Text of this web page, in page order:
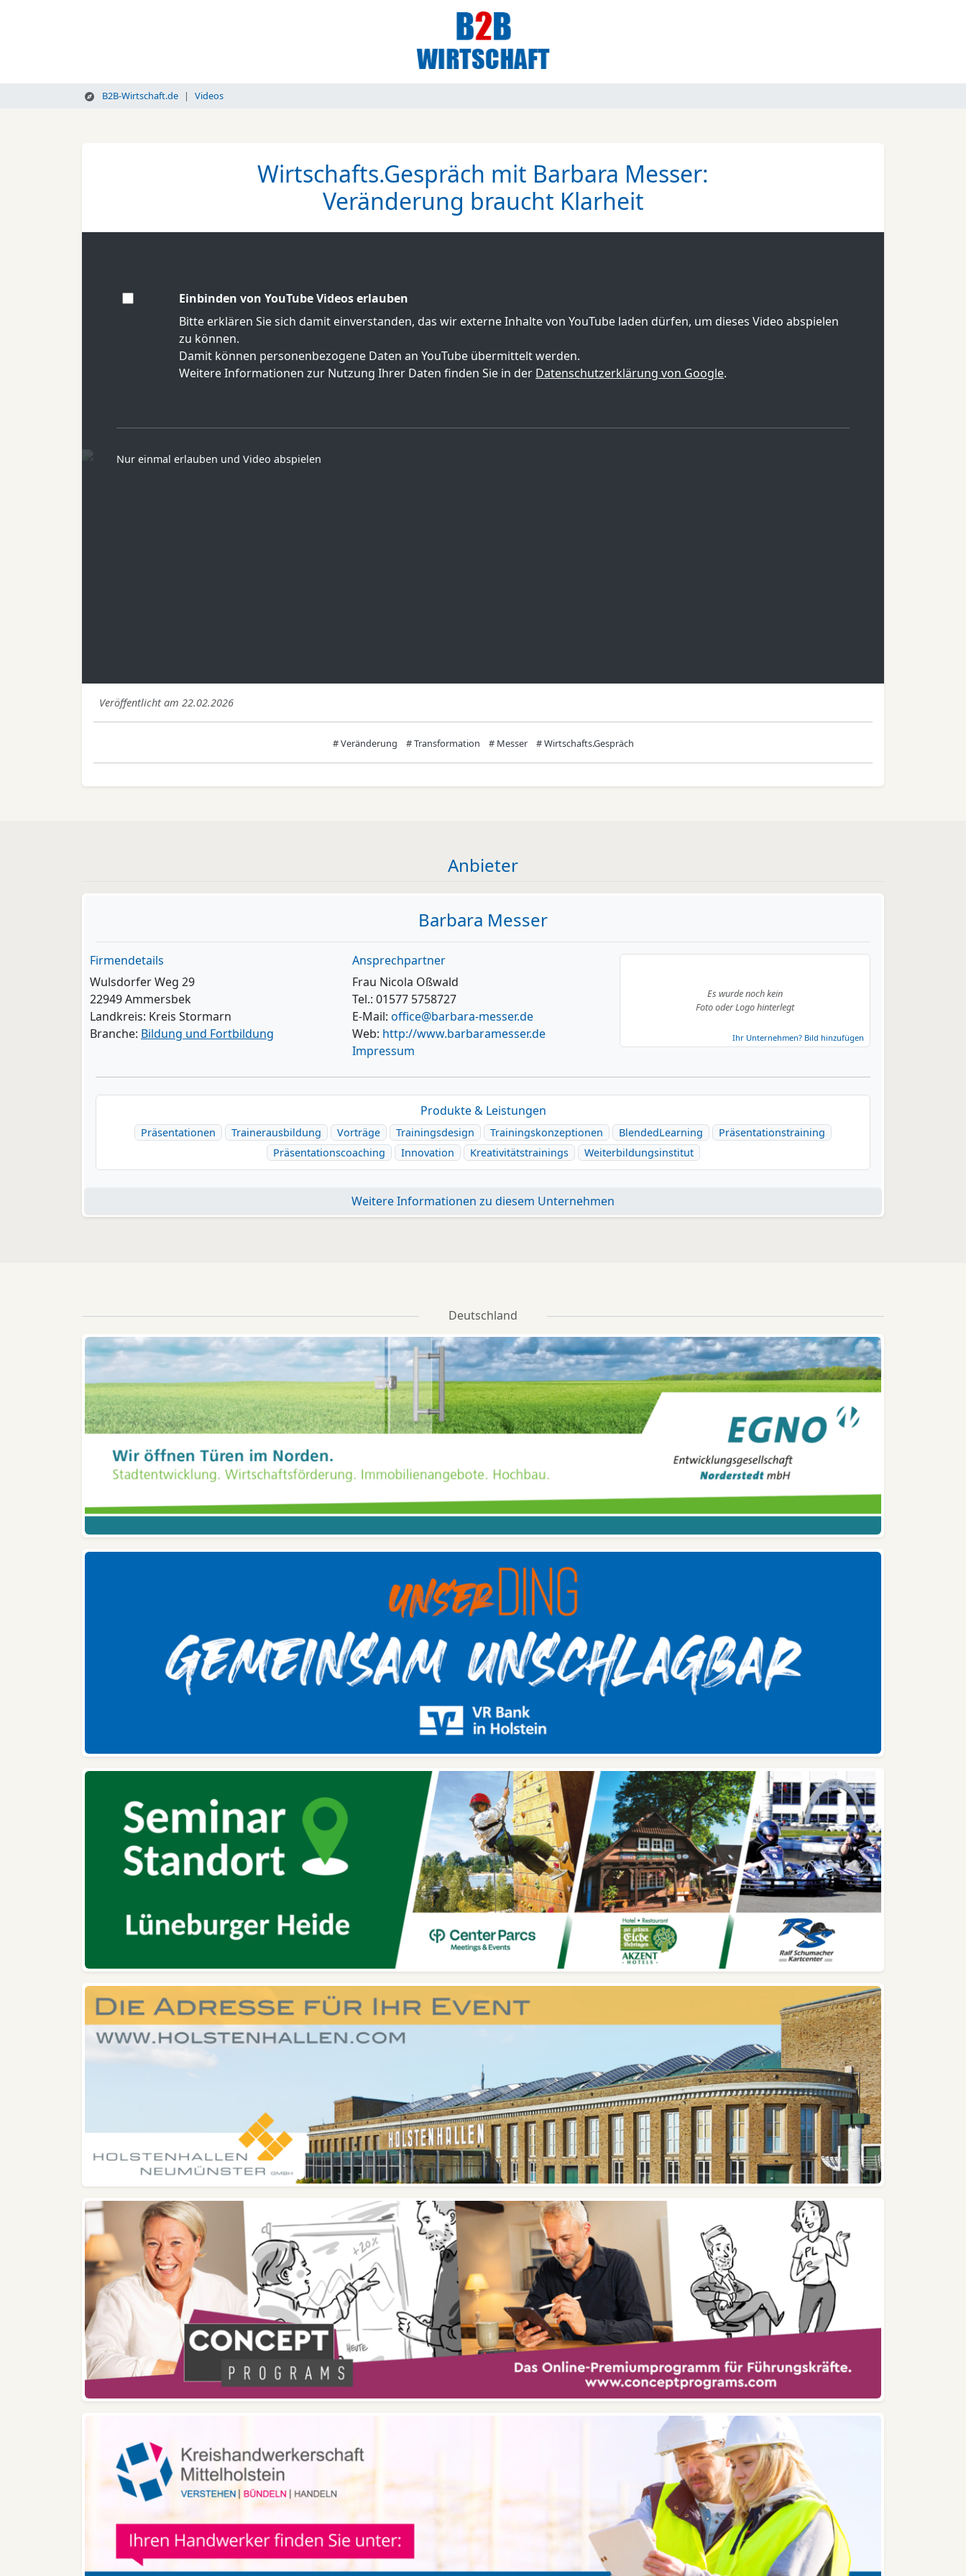
B2B-Wirtschaft.de Videos
Wirtschafts.Gespräch mit Barbara Messer:
Veränderung braucht Klarheit
Einbinden von YouTube Videos erlauben
Bitte erklären Sie sich damit einverstanden, das wir externe Inhalte von YouTube laden dürfen, um dieses Video abspielen
zu können.
Damit können personenbezogene Daten an YouTube übermittelt werden.
Weitere Informationen zur Nutzung Ihrer Daten finden Sie in der Datenschutzerklärung von Google.
Nur einmal erlauben und Video abspielen
Veröffentlicht am 22.02.2026
# Veränderung # Transformation # Messer # Wirtschafts.Gespräch
Anbieter
Barbara Messer
Firmendetails
Wulsdorfer Weg 29
22949 Ammersbek
Landkreis: Kreis Stormarn
Branche: Bildung und Fortbildung
Ansprechpartner
Frau Nicola Oßwald
Tel.: 01577 5758727
E-Mail: office@barbara-messer.de
Web: http://www.barbaramesser.de
Impressum
Es wurde noch kein
Foto oder Logo hinterlegt
Ihr Unternehmen? Bild hinzufügen
Produkte & Leistungen
Präsentationen Trainerausbildung Vorträge Trainingsdesign Trainingskonzeptionen BlendedLearning
Präsentationstraining
Präsentationscoaching
Innovation Kreativitätstrainings Weiterbildungsinstitut
Weitere Informationen zu diesem Unternehmen
Deutschland